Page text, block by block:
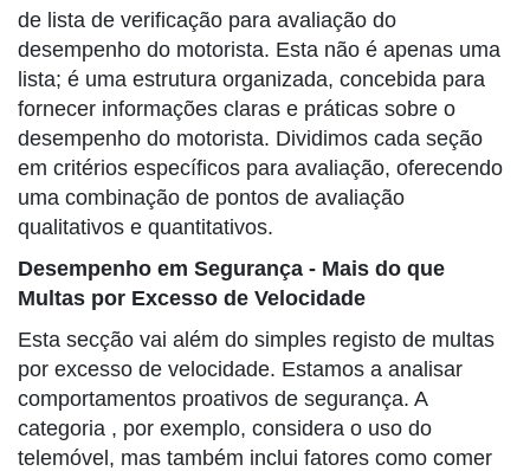
de lista de verificação para avaliação do
desempenho do motorista. Esta não é apenas uma
lista; é uma estrutura organizada, concebida para
fornecer informações claras e práticas sobre o
desempenho do motorista. Dividimos cada seção
em critérios específicos para avaliação, oferecendo
uma combinação de pontos de avaliação
qualitativos e quantitativos.
Desempenho em Segurança - Mais do que
Multas por Excesso de Velocidade
Esta secção vai além do simples registo de multas
por excesso de velocidade. Estamos a analisar
comportamentos proativos de segurança. A
categoria , por exemplo, considera o uso do
telemóvel, mas também inclui fatores como comer